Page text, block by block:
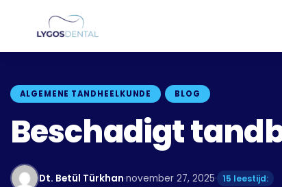
ALGEMENE TANDHEELKUNDE BLOG
Beschadigt
Dt. Betül Türkhan·november 27, 2025· 15 leestijd: